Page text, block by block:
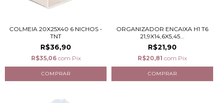
COLMEIA 20X25X40 6 NICHOS -
TNT
R$36,90
R$35,06 com Pix
ORGANIZADOR ENCAIXA H1 T6
21,9X14,6X5,45...
R$21,90
R$20,81 com Pix